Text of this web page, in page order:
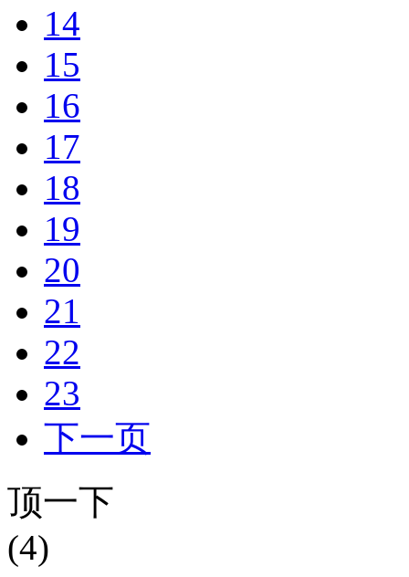
14
15
16
17
18
19
20
21
22
23
下一页
顶一下
(4)